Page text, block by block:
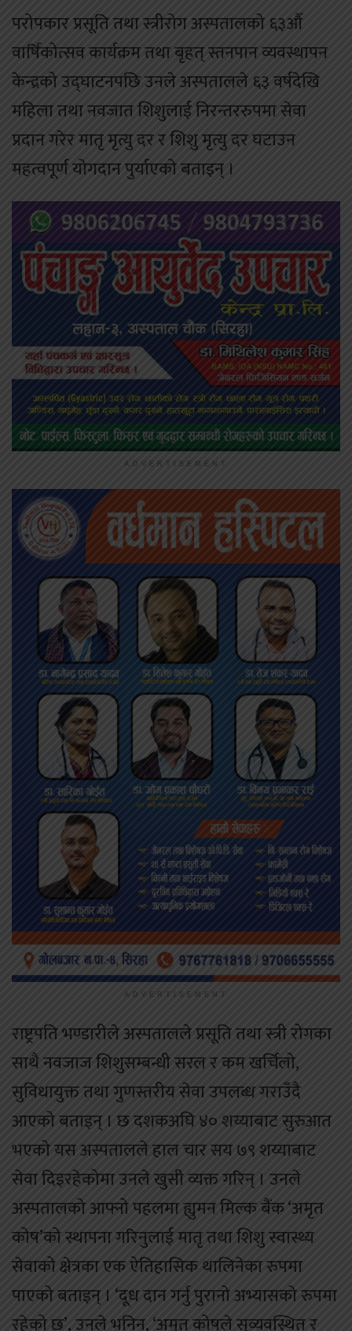
परोपकार प्रसूति तथा स्त्रीरोग अस्पतालको ६३औँ
वार्षिकोत्सव कार्यक्रम तथा बृहत् स्तनपान व्यवस्थापन
केन्द्रको उद्घाटनपछि उनले अस्पतालले ६३ वर्षदेखि
महिला तथा नवजात शिशुलाई निरन्तररुपमा सेवा
प्रदान गरेर मातृ मृत्यु दर र शिशु मृत्यु दर घटाउन
महत्वपूर्ण योगदान पुर्याएको बताइन् ।
ADVERTISEMENT
ADVERTISEMENT
राष्ट्रपति भण्डारीले अस्पतालले प्रसूति तथा स्त्री रोगका
साथै नवजाज शिशुसम्बन्धी सरल र कम खर्चिलो,
सुविधायुक्त तथा गुणस्तरीय सेवा उपलब्ध गराउँदै
आएको बताइन् । छ दशकअघि ४० शय्याबाट सुरुआत
भएको यस अस्पतालले हाल चार सय ७९ शय्याबाट
सेवा दिइरहेकोमा उनले खुसी व्यक्त गरिन् । उनले
अस्पतालको आफ्नो पहलमा ह्युमन मिल्क बैंक ‘अमृत
कोष’को स्थापना गरिनुलाई मातृ तथा शिशु स्वास्थ्य
सेवाको क्षेत्रका एक ऐतिहासिक थालिनेका रुपमा
पाएको बताइन् । ‘दूध दान गर्नु पुरानो अभ्यासको रुपमा